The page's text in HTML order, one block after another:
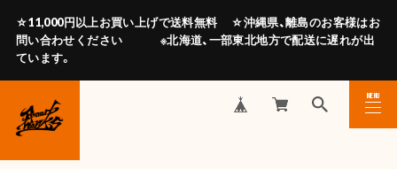
☆11,000円以上お買い上げで送料無料 ☆沖縄県、離島のお客様はお
問い合わせください ※北海道、一部東北地方で配送に遅れが出
ています。
MENU
CLOSE